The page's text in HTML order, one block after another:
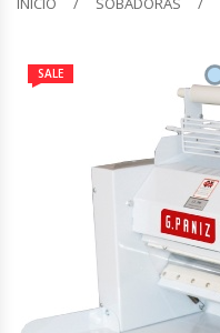
Batidoras
Bolsas De Sellado Al Vacío
Calentadores De Platos
Cámaras Fermentadoras
SALE